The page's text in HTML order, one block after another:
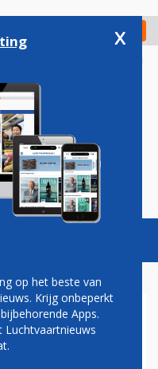
Check in
Vacatures
NIEUWE
x
op het beste van
Krijg onbeperkt
Apps.
Luchtvaartnieuws